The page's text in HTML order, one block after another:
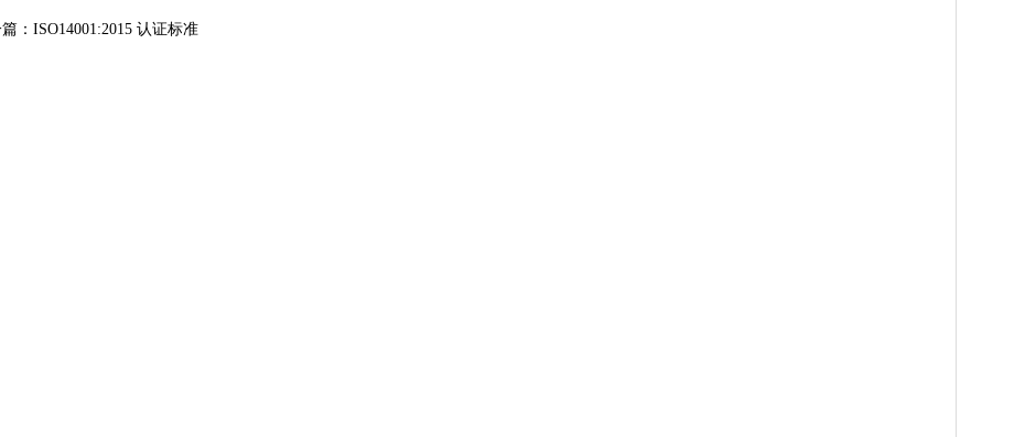
： ISO14001:2015 认证标准